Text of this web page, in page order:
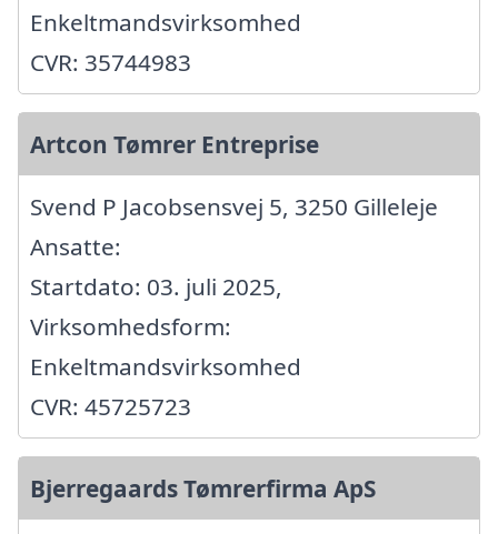
Enkeltmandsvirksomhed
CVR: 35744983
Artcon Tømrer Entreprise
Svend P Jacobsensvej 5, 3250 Gilleleje
Ansatte:
Startdato: 03. juli 2025,
Virksomhedsform:
Enkeltmandsvirksomhed
CVR: 45725723
Bjerregaards Tømrerfirma ApS